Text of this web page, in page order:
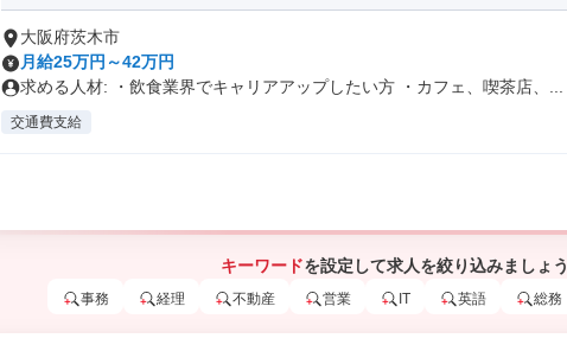
大阪府茨木市
月給25万円～42万円
求める人材: ・飲食業界でキャリアアップしたい方 ・カフェ、喫茶店、...
交通費支給
キーワードを設定して求人を絞り込みましょう
事務 経理 不動産 営業 IT 英語 総務